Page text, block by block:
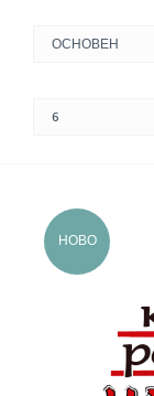
НОВО